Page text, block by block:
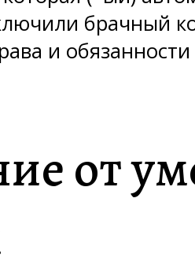
брачный
и
от